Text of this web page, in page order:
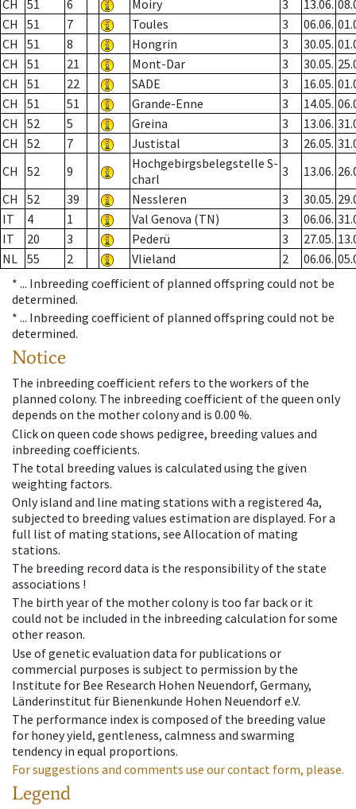
CH 51 6 Moiry 3 13.06.
CH
51 7 Toules 3 06.06.
CH
51 8 Hongrin 3 30.05.
CH
51 21 Mont-Dar 3 30.05.
CH
51 22 SADE 3 16.05.
CH
51 51 Grande-Enne 3 14.05.
CH
52 5 Greina 3 13.06.
CH
52 7 Justistal 3 26.05.
CH
52 9
Hochgebirgsbelegstelle S-
charl
3 13.06.
CH
52 39 Nessleren 3 30.05.
IT
4 1 Val Genova (TN) 3 06.06.
IT
20 3 Pederü 3 27.05.
NL 55 2 Vlieland 2 06.06.
* ... Inbreeding coefficient of planned offspring could not be
determined.
* ... Inbreeding coefficient of planned offspring could not be
determined.
Notice
The inbreeding coefficient refers to the workers of the
planned colony. The inbreeding coefficient of the queen only
depends on the mother colony and is 0.00 %.
Click on queen code shows pedigree, breeding values and
inbreeding coefficients.
The total breeding values is calculated using the given
weighting factors.
Only island and line mating stations with a registered 4a,
subjected to breeding values estimation are displayed. For a
full list of mating stations, see Allocation of mating
stations.
The breeding record data is the responsibility of the state
associations !
The birth year of the mother colony is too far back or it
could not be included in the inbreeding calculation for some
other reason.
Use of genetic evaluation data for publications or
commercial purposes is subject to permission by the
Institute for Bee Research Hohen Neuendorf, Germany,
Länderinstitut für Bienenkunde Hohen Neuendorf e.V.
The performance index is composed of the breeding value
for honey yield, gentleness, calmness and swarming
tendency in equal proportions.
For suggestions and comments use our contact form, please.
Legend